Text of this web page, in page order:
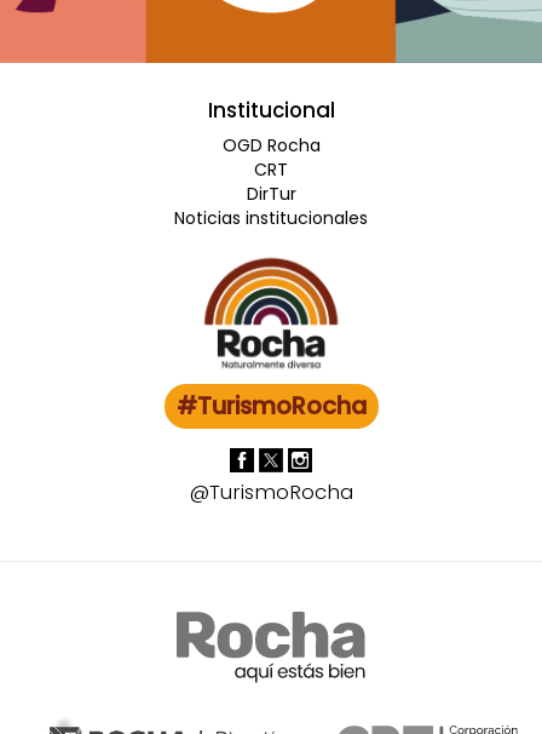
Institucional
OGD Rocha
CRT
DirTur
Noticias institucionales
#TurismoRocha
@TurismoRocha